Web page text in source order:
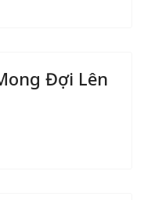
Đợi Lên